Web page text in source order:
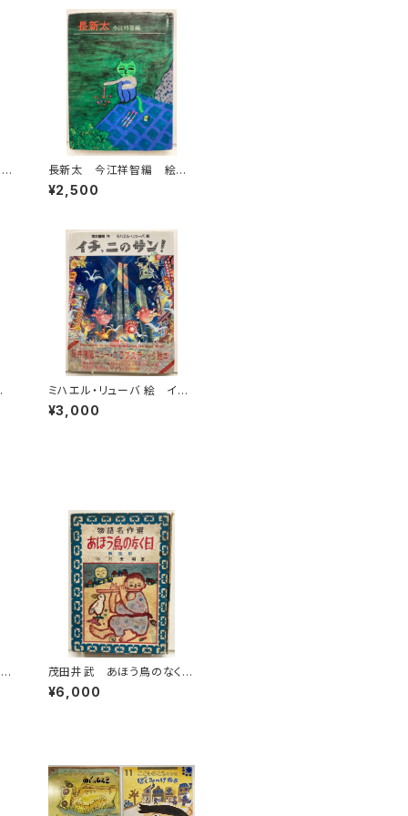
長新太 今江祥智編 絵本
作家文庫 1977年 すばる
書房文庫
¥2,500
ミハエル・リューバ 絵 イチ、
ニのサン！ 筒井康隆 作 1
986年 初版 帯 河出書
¥3,000
茂田井武 あほう鳥のなく
日 小川未明 物語名作
選 昭和26年（1951） 初
¥6,000